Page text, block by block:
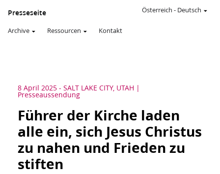
Presseseite
Archive Ressourcen Kontakt
Österreich - Deutsch
8 April 2025 - SALT LAKE CITY, UTAH
Presseaussendung
Führer der Kirche laden
alle ein, sich Jesus Christus
zu nahen und Frieden zu
stiften